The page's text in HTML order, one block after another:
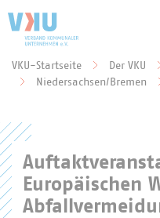
Sie befinden sich hier:
VKU-Startseite Der VKU
Niedersachsen/Bremen
Europäischen